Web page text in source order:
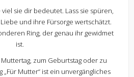
sie dir bedeutet. Lass sie spüren,
und ihre Fürsorge wertschätzt.
Ring, der genau ihr gewidmet
ist.
zum Geburtstag oder zu
Mutter“ ist ein unvergängliches